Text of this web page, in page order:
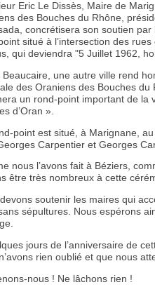
Eric Le Dissès, Maire de
des Bouches du Rhône,
concrétisera son soutien par
situé à l’intersection des
qui deviendra "5 Juillet 1962,
Beaucaire, une autre ville rend
des Oraniens des Bouches
un rond-point important de la
d’Oran ».
point est situé, à Marignane,
Carpentier et Georges
nous l’avons fait à Béziers,
être très nombreux à cette
soutenir les maires qui
sépultures. Nous espérons
jours de l’anniversaire de
rien oublié et que nous
nous ! Ne lâchons rien !